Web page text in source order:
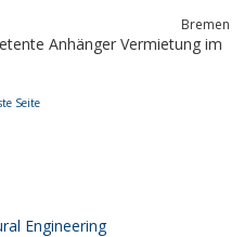
Bremen
Seite
Engineering